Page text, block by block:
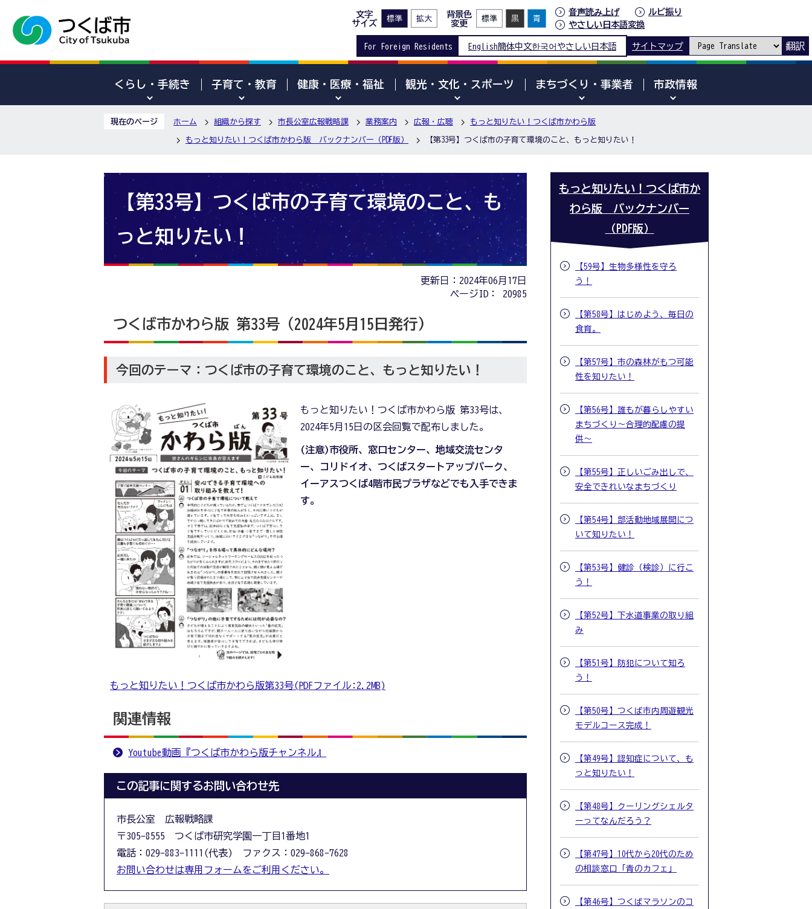
文字
サイズ
背景色
変更
音声読み上げ
ルビ振り
やさしい日本語変換
For Foreign Residents English簡体中文한국어 やさしい日本語 サイトマップ 翻訳
くらし・手続き 子育て・教育 健康・医療・福祉 観光・文化・スポーツ まちづくり・事業者 市政情報
現在のページ ホーム 組織から探す 市長公室広報戦略課 業務案内 広報・広聴 もっと知りたい！つくば市かわら版
もっと知りたい！つくば市かわら版 バックナンバー（PDF版） 【第33号】つくば市の子育て環境のこと、もっと知りたい！
【第33号】つくば市の子育て環境のこと、も
っと知りたい！
更新日：2024年06月17日
ページID：
20985
つくば市かわら版 第33号（2024年5月15日発行)
今回のテーマ：つくば市の子育て環境のこと、もっと知りたい！
もっと知りたい！つくば市かわら版 第33号は、
2024年5月15日の区会回覧で配布しました。
(注意)市役所、窓口センター、地域交流センタ
ー、コリドイオ、つくばスタートアップパーク、
イーアスつくば4階市民プラザなどでも入手できま
す。
もっと知りたい！つくば市かわら版第33号(PDFファイル:2.2MB)
関連情報
Youtube動画『つくば市かわら版チャンネル』
この記事に関するお問い合わせ先
市長公室 広報戦略課
〒305-8555 つくば市研究学園一丁目1番地1
電話：029-883-1111(代表) ファクス：029-868-7628
お問い合わせは専用フォームをご利用ください。
もっと知りたい！つくば市か
わら版 バックナンバー
（PDF版）
【59号】生物多様性を守ろ
う！
【第58号】はじめよう、毎日の
食育。
【第57号】市の森林がもつ可能
性を知りたい！
【第56号】誰もが暮らしやすい
まちづくり〜合理的配慮の提
供〜
【第55号】正しいごみ出しで、
安全できれいなまちづくり
【第54号】部活動地域展開につ
いて知りたい！
【第53号】健診（検診）に行こ
う！
【第52号】下水道事業の取り組
み
【第51号】防犯について知ろ
う！
【第50号】つくば市内周遊観光
モデルコース完成！
【第49号】認知症について、も
っと知りたい！
【第48号】クーリングシェルタ
ーってなんだろう？
【第47号】10代から20代のため
の相談窓口「青のカフェ」
【第46号】つくばマラソンのコ